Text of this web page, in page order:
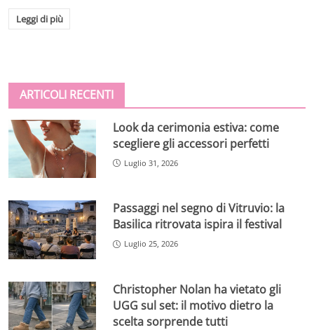
Leggi di più
ARTICOLI RECENTI
Look da cerimonia estiva: come
scegliere gli accessori perfetti
Luglio 31, 2026
Passaggi nel segno di Vitruvio: la
Basilica ritrovata ispira il festival
Luglio 25, 2026
Christopher Nolan ha vietato gli
UGG sul set: il motivo dietro la
scelta sorprende tutti